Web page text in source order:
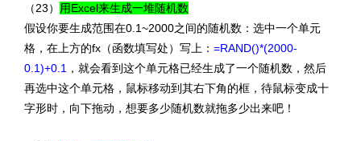
（23）
用Excel来生成一堆随机数
假设你要生成范围在0.1~2000之间的随机数：选中一个单元
格，在上方的fx（函数填写处）写上： =RAND()*(2000-
0.1)+0.1 ，就会看到这个单元格已经生成了一个随机数，然后
再选中这个单元格，鼠标移动到其右下角的框，待鼠标变成十
字形时，向下拖动，想要多少随机数就拖多少出来吧！